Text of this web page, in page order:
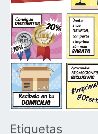
Etiquetas